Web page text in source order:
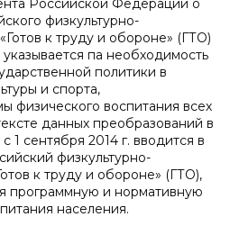
Российской Федерации о
физкультурно-
к труду и обороне» (ГТО)
па необходимость
политики в
и спорта,
физического воспитания всех
данных преобразований в
сентября 2014 г. вводится в
физкультурно-
к труду и обороне» (ГТО),
программную и нормативную
населения.